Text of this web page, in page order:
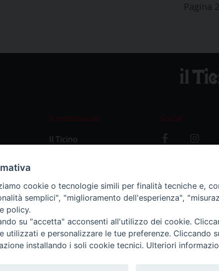
Pagina
Il settimanale
Il Ticino
Social
cookie o tecnologie simili per finalità tecniche e,
semplici", "miglioramento dell'esperienza",
policy.
su "accetta" acconsenti all'utilizzo dei cookie.
utilizzati e personalizzare le tue preferenze. Cliccando
installando i soli cookie tecnici. Ulteriori